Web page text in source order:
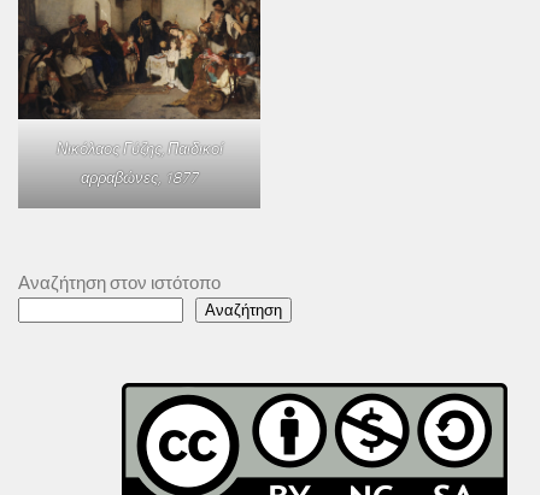
Νικόλαος Γύζης,Παιδικοί
αρραβώνες, 1877
Αναζήτηση στον ιστότοπο
Αναζήτηση